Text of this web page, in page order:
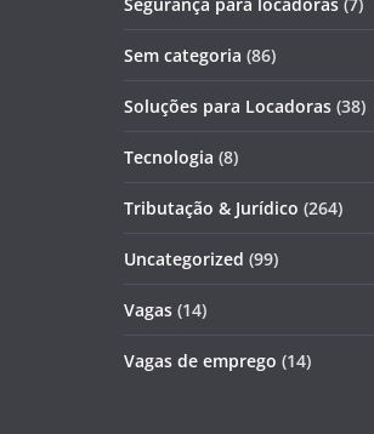
Sem categoria (86)
Soluções para Locadoras (38)
Tecnologia (8)
Tributação & Jurídico (264)
Uncategorized (99)
Vagas (14)
Vagas de emprego (14)